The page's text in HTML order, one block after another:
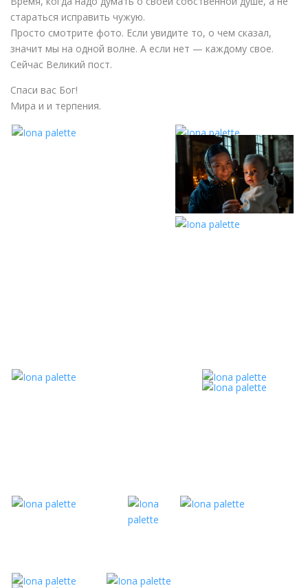
стараться исправить чужую.
Просто смотрите фото. Если увидите то, о чем сказал,
значит мы на одной волне. А если нет — каждому свое.
Сейчас Великий пост.
Спаси вас Бог!
Мира и и терпения.